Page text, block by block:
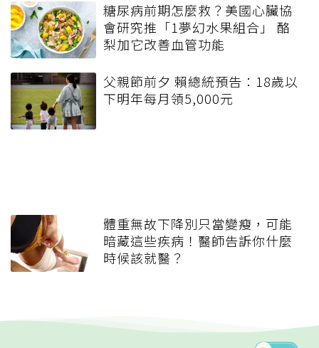
糖尿病前期怎麼救？美國心臟協
會研究推「1夢幻水果組合」 酪
梨加它改善血管功能
父親節前夕 賴總統預告：18歲以
下明年每月領5,000元
體重無故下降別只當變瘦，可能
暗藏這些疾病！醫師告訴你什麼
時候該就醫？